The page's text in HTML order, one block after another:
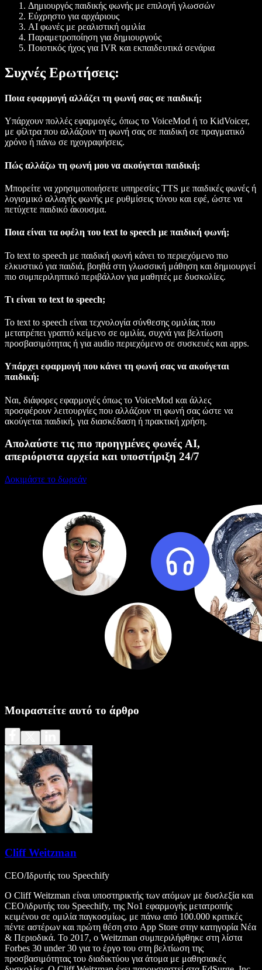
Δημιουργός παιδικής φωνής με επιλογή γλωσσών
Εύχρηστο για αρχάριους
AI φωνές με ρεαλιστική ομιλία
Παραμετροποίηση για δημιουργούς
Ποιοτικός ήχος για IVR και εκπαιδευτικά σενάρια
Συχνές Ερωτήσεις:
Ποια εφαρμογή αλλάζει τη φωνή σας σε παιδική;
Υπάρχουν πολλές εφαρμογές, όπως το VoiceMod ή το KidVoicer,
με φίλτρα που αλλάζουν τη φωνή σας σε παιδική σε πραγματικό
χρόνο ή πάνω σε ηχογραφήσεις.
Πώς αλλάζω τη φωνή μου να ακούγεται παιδική;
Μπορείτε να χρησιμοποιήσετε υπηρεσίες TTS με παιδικές φωνές ή
λογισμικό αλλαγής φωνής με ρυθμίσεις τόνου και εφέ, ώστε να
πετύχετε παιδικό άκουσμα.
Ποια είναι τα οφέλη του text to speech με παιδική φωνή;
Το text to speech με παιδική φωνή κάνει το περιεχόμενο πιο
ελκυστικό για παιδιά, βοηθά στη γλωσσική μάθηση και δημιουργεί
πιο συμπεριληπτικό περιβάλλον για μαθητές με δυσκολίες.
Τι είναι το text to speech;
Το text to speech είναι τεχνολογία σύνθεσης ομιλίας που
μετατρέπει γραπτό κείμενο σε ομιλία, συχνά για βελτίωση
προσβασιμότητας ή για audio περιεχόμενο σε συσκευές και apps.
Υπάρχει εφαρμογή που κάνει τη φωνή σας να ακούγεται
παιδική;
Ναι, διάφορες εφαρμογές όπως το VoiceMod και άλλες
προσφέρουν λειτουργίες που αλλάζουν τη φωνή σας ώστε να
ακούγεται παιδική, για διασκέδαση ή πρακτική χρήση.
Απολαύστε τις πιο προηγμένες φωνές AI,
απεριόριστα αρχεία και υποστήριξη 24/7
Δοκιμάστε το δωρεάν
Μοιραστείτε αυτό το άρθρο
Cliff Weitzman
CEO/Ιδρυτής του Speechify
Ο Cliff Weitzman είναι υποστηρικτής των ατόμων με δυσλεξία και
CEO/ιδρυτής του Speechify, της Νο1 εφαρμογής μετατροπής
κειμένου σε ομιλία παγκοσμίως, με πάνω από 100.000 κριτικές
πέντε αστέρων και πρώτη θέση στο App Store στην κατηγορία Νέα
& Περιοδικά. Το 2017, ο Weitzman συμπεριλήφθηκε στη λίστα
Forbes 30 under 30 για το έργο του στη βελτίωση της
προσβασιμότητας του διαδικτύου για άτομα με μαθησιακές